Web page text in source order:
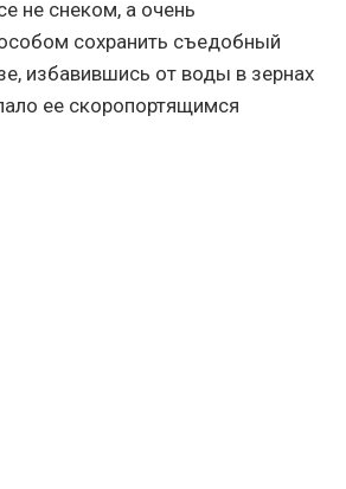
не снеком, а очень
сохранить съедобный
избавившись от воды в зернах
ее скоропортящимся